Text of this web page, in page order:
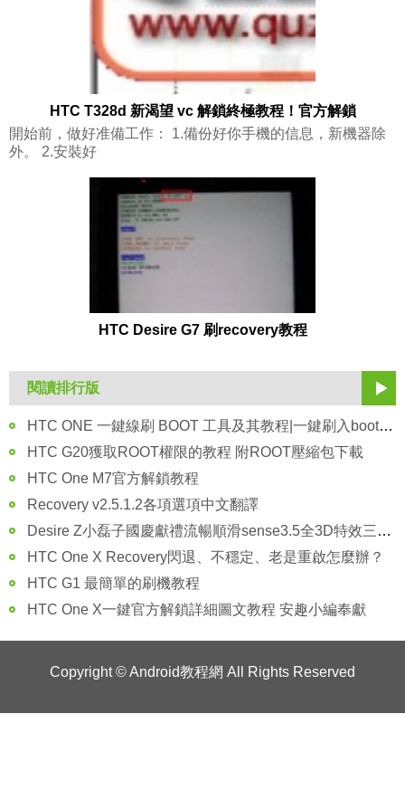
HTC T328d 新渴望 vc 解鎖終極教程！官方解鎖
開始前，做好准備工作： 1.備份好你手機的信息，新機器除
外。 2.安裝好
HTC Desire G7 刷recovery教程
閱讀排行版
HTC ONE 一鍵線刷 BOOT 工具及其教程|一鍵刷入boot.img各版本適用
HTC G20獲取ROOT權限的教程 附ROOT壓縮包下載
HTC One M7官方解鎖教程
Recovery v2.5.1.2各項選項中文翻譯
Desire Z小磊子國慶獻禮流暢順滑sense3.5全3D特效三位一體優化體
HTC One X Recovery閃退、不穩定、老是重啟怎麼辦？
HTC G1 最簡單的刷機教程
HTC One X一鍵官方解鎖詳細圖文教程 安趣小編奉獻
Copyright ©Android教程網 All Rights Reserved